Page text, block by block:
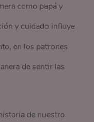
como papá y
y cuidado influye
en los patrones
de sentir las
de nuestro